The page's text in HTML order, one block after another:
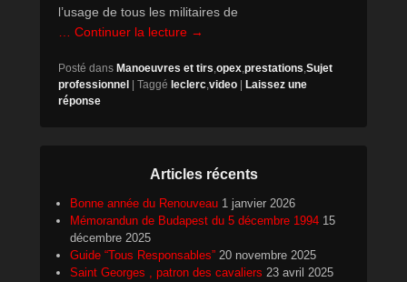
l’usage de tous les militaires de
… Continuer la lecture →
Posté dans Manoeuvres et tirs,opex,prestations,Sujet
professionnel
Taggé leclerc,video
Laissez une
réponse
Articles récents
Bonne année du Renouveau 1 janvier 2026
Mémorandun de Budapest du 5 décembre 1994 15
décembre 2025
Guide “Tous Responsables” 20 novembre 2025
Saint Georges , patron des cavaliers 23 avril 2025